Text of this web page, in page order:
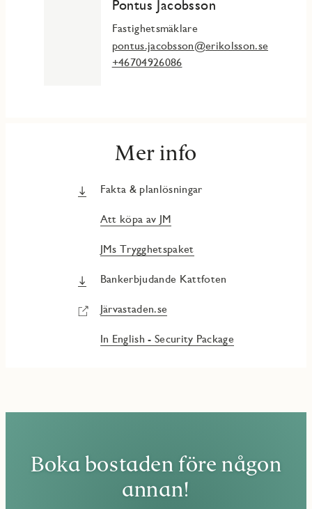
Pontus Jacobsson
Fastighetsmäklare
pontus.jacobsson@erikolsson.se
+46704926086
Mer info
Fakta & planlösningar
Att köpa av JM
JMs Trygghetspaket
Bankerbjudande Kattfoten
Järvastaden.se
In English - Security Package
Boka bostaden före någon
annan!